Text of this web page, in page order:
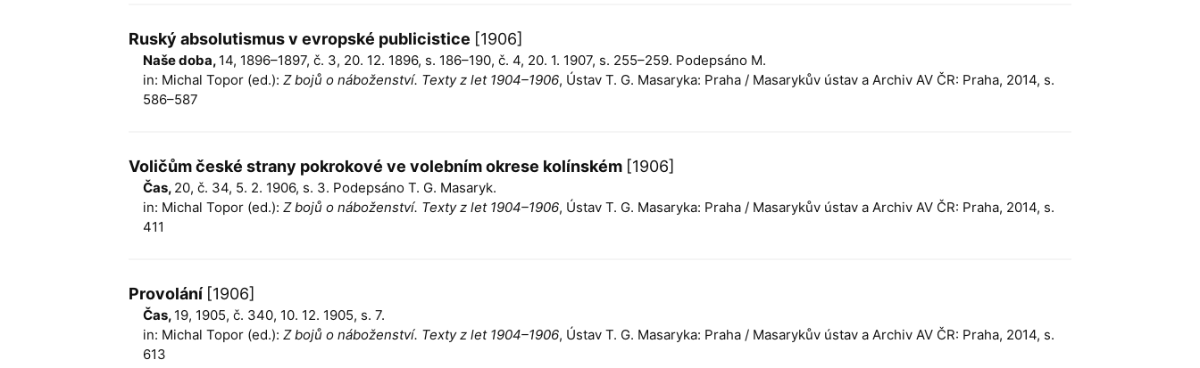
Ruský absolutismus v evropské publicistice [1906]
Naše doba, 14, 1896–1897, č. 3, 20. 12. 1896, s. 186–190, č. 4, 20. 1. 1907, s. 255–259. Podepsáno M.
in: Michal Topor (ed.): Z bojů o náboženství. Texty z let 1904–1906, Ústav T. G. Masaryka: Praha / Masarykův ústav a Archiv AV ČR: Praha, 2014, s.
586–587
Voličům české strany pokrokové ve volebním okrese kolínském [1906]
Čas, 20, č. 34, 5. 2. 1906, s. 3. Podepsáno T. G. Masaryk.
in: Michal Topor (ed.): Z bojů o náboženství. Texty z let 1904–1906, Ústav T. G. Masaryka: Praha / Masarykův ústav a Archiv AV ČR: Praha, 2014, s.
411
Provolání [1906]
Čas, 19, 1905, č. 340, 10. 12. 1905, s. 7.
in: Michal Topor (ed.): Z bojů o náboženství. Texty z let 1904–1906, Ústav T. G. Masaryka: Praha / Masarykův ústav a Archiv AV ČR: Praha, 2014, s.
613